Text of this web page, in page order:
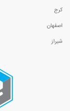
کرج
اصفهان
شیراز